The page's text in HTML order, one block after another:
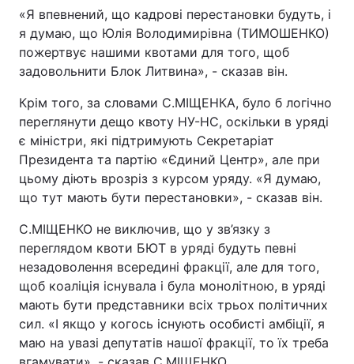
«Я впевнений, що кадрові перестановки будуть, і
я думаю, що Юлія Володимирівна (ТИМОШЕНКО)
пожертвує нашими квотами для того, щоб
задовольнити Блок Литвина», - сказав він.
Крім того, за словами С.МІЩЕНКА, було б логічно
переглянути дещо квоту НУ-НС, оскільки в уряді
є міністри, які підтримують Секретаріат
Президента та партію «Єдиний Центр», але при
цьому діють врозріз з курсом уряду. «Я думаю,
що тут мають бути перестановки», - сказав він.
С.МІЩЕНКО не виключив, що у зв’язку з
переглядом квоти БЮТ в уряді будуть певні
незадоволення всередині фракції, але для того,
щоб коаліція існувала і була монолітною, в уряді
мають бути представники всіх трьох політичних
сил. «І якщо у когось існують особисті амбіції, я
маю на увазі депутатів нашої фракції, то їх треба